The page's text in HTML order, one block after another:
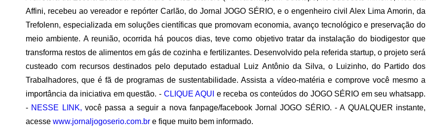
Affini, recebeu ao vereador e repórter Carlão, do Jornal JOGO SÉRIO, e o engenheiro civil Alex Lima Amorin, da
Trefolenn, especializada em soluções científicas que promovam economia, avanço tecnológico e preservação do
meio ambiente. A reunião, ocorrida há poucos dias, teve como objetivo tratar da instalação do biodigestor que
transforma restos de alimentos em gás de cozinha e fertilizantes. Desenvolvido pela referida startup, o projeto será
custeado com recursos destinados pelo deputado estadual Luiz Antônio da Silva, o Luizinho, do Partido dos
Trabalhadores, que é fã de programas de sustentabilidade. Assista a vídeo-matéria e comprove você mesmo a
importância da iniciativa em questão. - CLIQUE AQUI e receba os conteúdos do JOGO SÉRIO em seu whatsapp.
- NESSE LINK, você passa a seguir a nova fanpage/facebook Jornal JOGO SÉRIO. - A QUALQUER instante,
acesse www.jornaljogoserio.com.br e fique muito bem informado.